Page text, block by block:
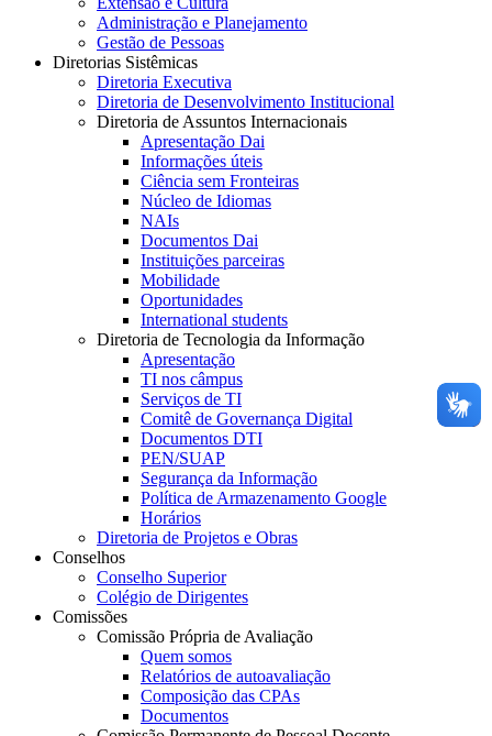
Administração e Planejamento
Gestão de Pessoas
Diretorias Sistêmicas
Diretoria Executiva
Diretoria de Desenvolvimento Institucional
Diretoria de Assuntos Internacionais
Apresentação Dai
Informações úteis
Ciência sem Fronteiras
Núcleo de Idiomas
NAIs
Documentos Dai
Instituições parceiras
Mobilidade
Oportunidades
International students
Diretoria de Tecnologia da Informação
Apresentação
TI nos câmpus
Serviços de TI
Comitê de Governança Digital
Documentos DTI
PEN/SUAP
Segurança da Informação
Política de Armazenamento Google
Horários
Diretoria de Projetos e Obras
Conselhos
Conselho Superior
Colégio de Dirigentes
Comissões
Comissão Própria de Avaliação
Quem somos
Relatórios de autoavaliação
Composição das CPAs
Documentos